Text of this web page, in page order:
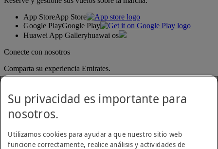
App StoreApp Store
Google PlayGoogle Play
Huawei App Galleryhuawai os
Conecte con nosotros
Comparta su experiencia Emirates.
Su privacidad es importante para
nosotros.
Utilizamos cookies para ayudar a que nuestro sitio web
funcione correctamente, realice análisis y actividades de